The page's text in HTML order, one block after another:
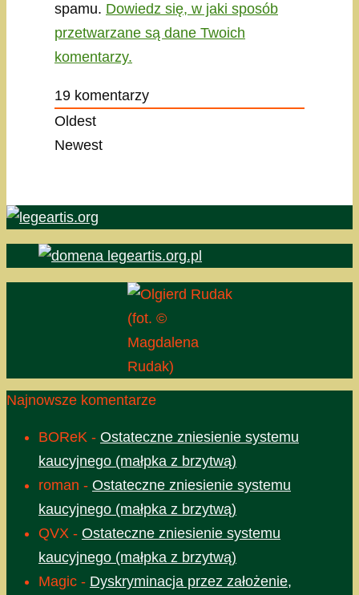
spamu. Dowiedz się, w jaki sposób
przetwarzane są dane Twoich
komentarzy.
19 komentarzy
Oldest
Newest
(fot. ©
Magdalena
Rudak)
Najnowsze komentarze
BOReK - Ostateczne zniesienie systemu
kaucyjnego (małpka z brzytwą)
roman - Ostateczne zniesienie systemu
kaucyjnego (małpka z brzytwą)
QVX - Ostateczne zniesienie systemu
kaucyjnego (małpka z brzytwą)
Magic - Dyskryminacja przez założenie,